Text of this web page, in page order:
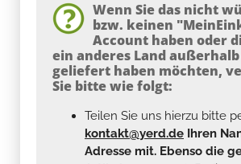
Wenn Sie das nicht
bzw. keinen
Account haben oder
ein anderes Land außerhalb
geliefert haben möchten,
Sie bitte wie folgt:
Teilen Sie uns hierzu bitte
kontakt@yerd.de Ihren
Adresse mit. Ebenso die